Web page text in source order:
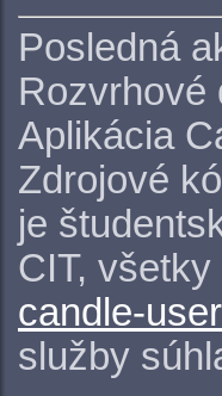
Posledná
Rozvrhové
Aplikácia
Zdrojové
je
CIT,
candle-
služby